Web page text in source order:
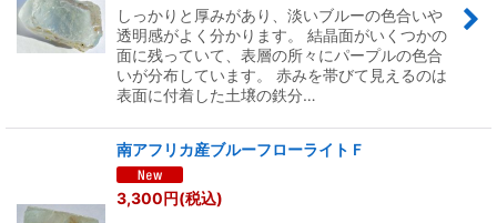
しっかりと厚みがあり、淡いブルーの色合いや
透明感がよく分かります。 結晶面がいくつかの
面に残っていて、表層の所々にパープルの色合
いが分布しています。 赤みを帯びて見えるのは
表面に付着した土壌の鉄分…
南アフリカ産ブルーフローライトＦ
3,300円(税込)